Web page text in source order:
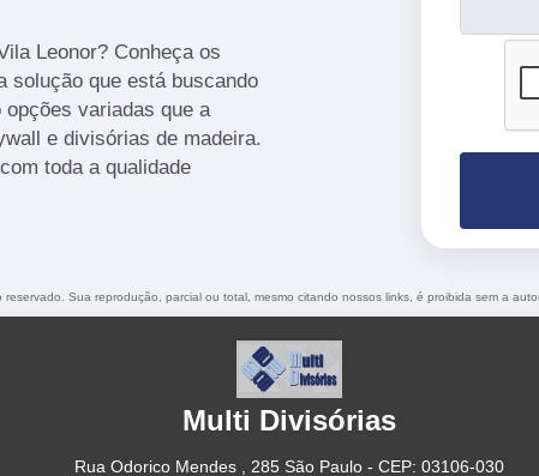
Leonor? Conheça os
solução que está buscando
variadas que a
e divisórias de madeira.
toda a qualidade
reservado. Sua reprodução, parcial ou total, mesmo citando nossos links, é proibida sem a
Multi Divisórias
Rua Odorico Mendes , 285 São Paulo - CEP: 03106-030